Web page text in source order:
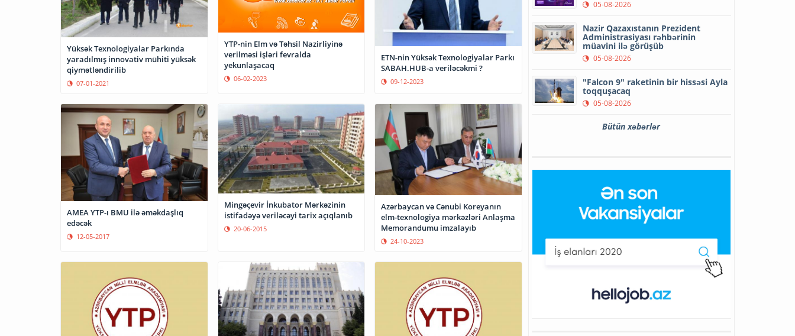
Yüksək Texnologiyalar Parkında
yaradılmış innovativ mühiti yüksək
qiymətləndirilib
07-01-2021
YTP-nin Elm və Təhsil Nazirliyinə
verilməsi işləri fevralda
yekunlaşacaq
06-02-2023
ETN-nin Yüksək Texnologiyalar Parkı
SABAH.HUB-a veriləcəkmi ?
09-12-2023
AMEA YTP-ı BMU ilə əməkdaşlıq
edəcək
12-05-2017
Mingəçevir İnkubator Mərkəzinin
istifadəyə veriləcəyi tarix açıqlanıb
20-06-2015
Azərbaycan və Cənubi Koreyanın
elm-texnologiya mərkəzləri Anlaşma
Memorandumu imzalayıb
24-10-2023
05-08-2026
Nazir Qazaxıstanın Prezident
Administrasiyası rəhbərinin
müavini ilə görüşüb
05-08-2026
"Falcon 9" raketinin bir hissəsi Ayla
toqquşacaq
05-08-2026
Bütün xəbərlər